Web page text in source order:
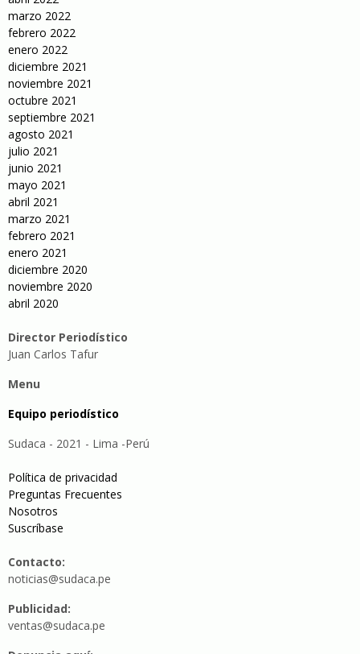
marzo 2022
febrero 2022
enero 2022
diciembre 2021
noviembre 2021
octubre 2021
septiembre 2021
agosto 2021
julio 2021
junio 2021
mayo 2021
abril 2021
marzo 2021
febrero 2021
enero 2021
diciembre 2020
noviembre 2020
abril 2020
Director Periodístico
Juan Carlos Tafur
Menu
Equipo periodístico
Sudaca - 2021 - Lima -Perú
Política de privacidad
Preguntas Frecuentes
Nosotros
Suscríbase
Contacto:
noticias@sudaca.pe
Publicidad:
ventas@sudaca.pe